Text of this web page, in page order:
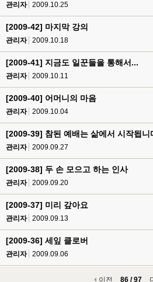
관리자 2009.10.25
[2009-42] 마지막 강의
관리자 2009.10.18
[2009-41] 지금도 일꾼들을 통해서...
관리자 2009.10.11
[2009-40] 어머니의 마음
관리자 2009.10.04
[2009-39] 참된 예배는 삶에서 시작됩니
관리자 2009.09.27
[2009-38] 두 손 모으고 하는 인사
관리자 2009.09.20
[2009-37] 미리 갚아요
관리자 2009.09.13
[2009-36] 세잎 클로버
관리자 2009.09.06
이전 86 / 97